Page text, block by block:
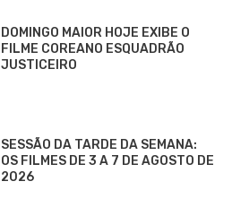
DOMINGO MAIOR HOJE EXIBE O
FILME COREANO ESQUADRÃO
JUSTICEIRO
SESSÃO DA TARDE DA SEMANA:
OS FILMES DE 3 A 7 DE AGOSTO DE
2026